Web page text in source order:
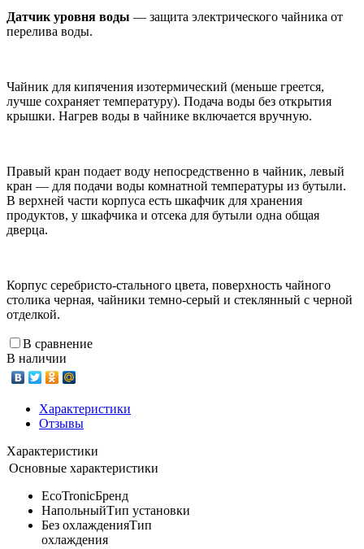
Датчик уровня воды — защита электрического чайника от
перелива воды.
Чайник для кипячения изотермический (меньше греется,
лучше сохраняет температуру). Подача воды без открытия
крышки. Нагрев воды в чайнике включается вручную.
Правый кран подает воду непосредственно в чайник, левый
кран — для подачи воды комнатной температуры из бутыли.
В верхней части корпуса есть шкафчик для хранения
продуктов, у шкафчика и отсека для бутыли одна общая
дверца.
Корпус серебристо-стального цвета, поверхность чайного
столика черная, чайники темно-серый и стеклянный с черной
отделкой.
В сравнение
В наличии
Характеристики
Отзывы
Характеристики
Основные характеристики
EcoTronicБренд
НапольныйТип установки
Без охлажденияТип
охлаждения